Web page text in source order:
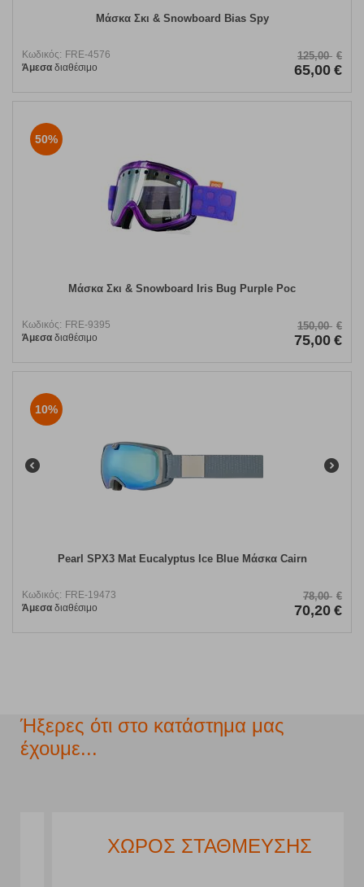
Μάσκα Σκι & Snowboard Bias Spy
Κωδικός: FRE-4576
Άμεσα διαθέσιμο
125,00 €
65,00 €
50%
Μάσκα Σκι & Snowboard Iris Bug Purple Poc
Κωδικός: FRE-9395
Άμεσα διαθέσιμο
150,00 €
75,00 €
10%
Pearl SPX3 Mat Eucalyptus Ice Blue Μάσκα Cairn
Κωδικός: FRE-19473
Άμεσα διαθέσιμο
78,00 €
70,20 €
Ήξερες ότι στο κατάστημα μας
έχουμε...
ΧΩΡΟΣ ΣΤΑΘΜΕΥΣΗΣ